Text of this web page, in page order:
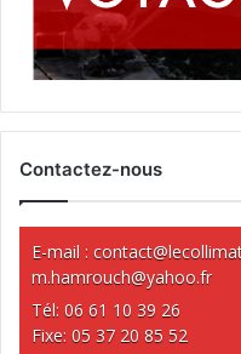
Contactez-nous
E-mail :
m.hamrouch@yahoo.fr
Tél: 06 61 10 39 26
Fixe: 05 37 20 85 52